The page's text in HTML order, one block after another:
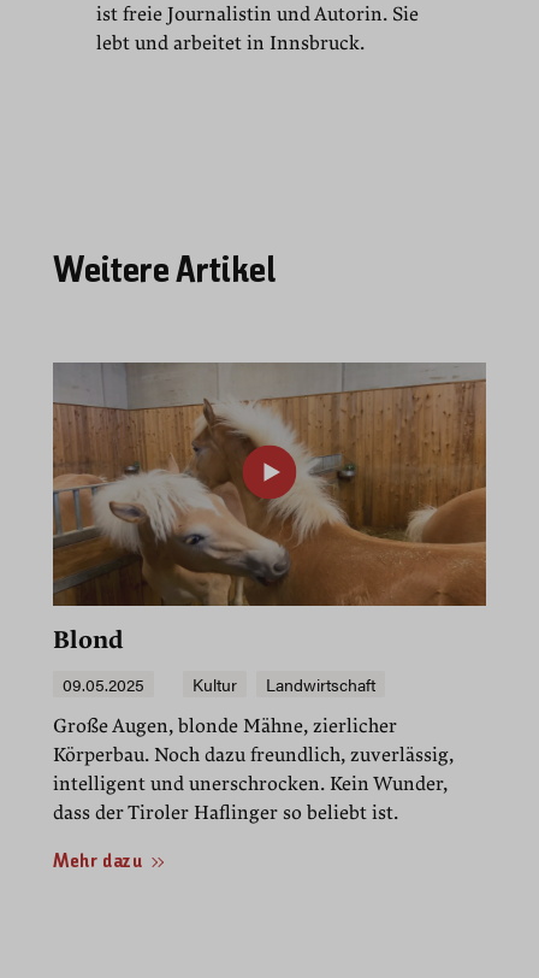
ist freie Journalistin und Autorin. Sie
lebt und arbeitet in Innsbruck.
Weitere Artikel
Play Mute PIPEnter
Blond
09.05.2025 Kultur
Landwirtschaft
Große Augen, blonde Mähne, zierlicher
Körperbau. Noch dazu freundlich, zuverlässig,
intelligent und unerschrocken. Kein Wunder,
dass der Tiroler Haflinger so beliebt ist.
Mehr dazu